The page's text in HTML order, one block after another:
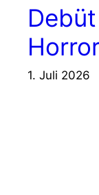
1. Juli 2026